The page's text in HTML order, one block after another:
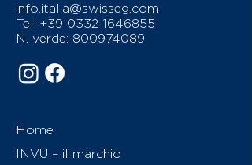
info.italia@swisseg.com
Tel: +39 0332 1646855
N. verde: 800974089
Home
INVU – il marchio